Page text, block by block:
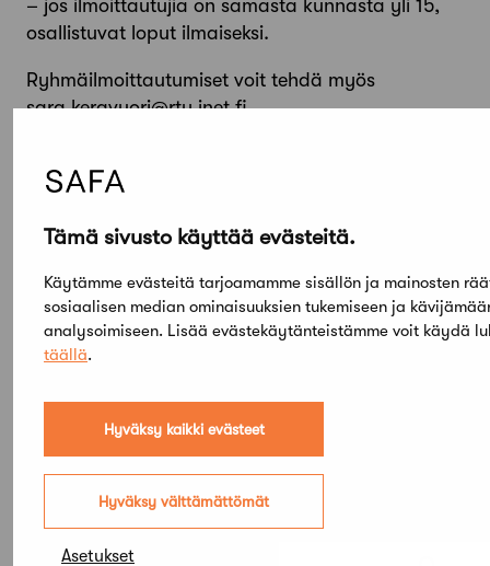
Tämä sivusto käyttää evästeitä.
Käytämme evästeitä tarjoamamme sisällön ja mainosten
sosiaalisen median ominaisuuksien tukemiseen ja
analysoimiseen. Lisää evästekäytänteistämme voit käydä
täällä.
Hyväksy kaikki evästeet
Hyväksy välttämättömät
Asetukset
– jos ilmoittautujia on samasta kunnasta yli 15,
osallistuvat loput ilmaiseksi.
Ryhmäilmoittautumiset voit tehdä myös
sara.keravuori@rty.inet.fi
Lisätietoja Sara Keravuori p. 045 123 0238
Elokuu,
Etsi tapahtumista